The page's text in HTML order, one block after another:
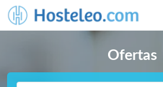
Ofertas